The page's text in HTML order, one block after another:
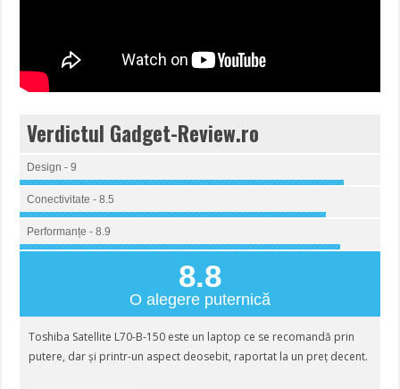
Verdictul Gadget-Review.ro
Design - 9
Conectivitate - 8.5
Performanțe - 8.9
8.8
O alegere puternică
Toshiba Satellite L70-B-150 este un laptop ce se recomandă prin
putere, dar și printr-un aspect deosebit, raportat la un preț decent.